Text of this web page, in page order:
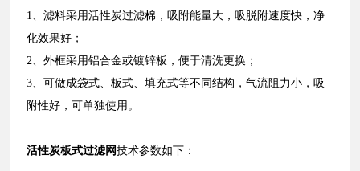
1、滤料采用活性炭过滤棉，吸附能量大，吸脱附速度快，净
化效果好；
2、外框采用铝合金或镀锌板，便于清洗更换；
3、可做成袋式、板式、填充式等不同结构，气流阻力小，吸
附性好，可单独使用。
活性炭板式过滤网技术参数如下：